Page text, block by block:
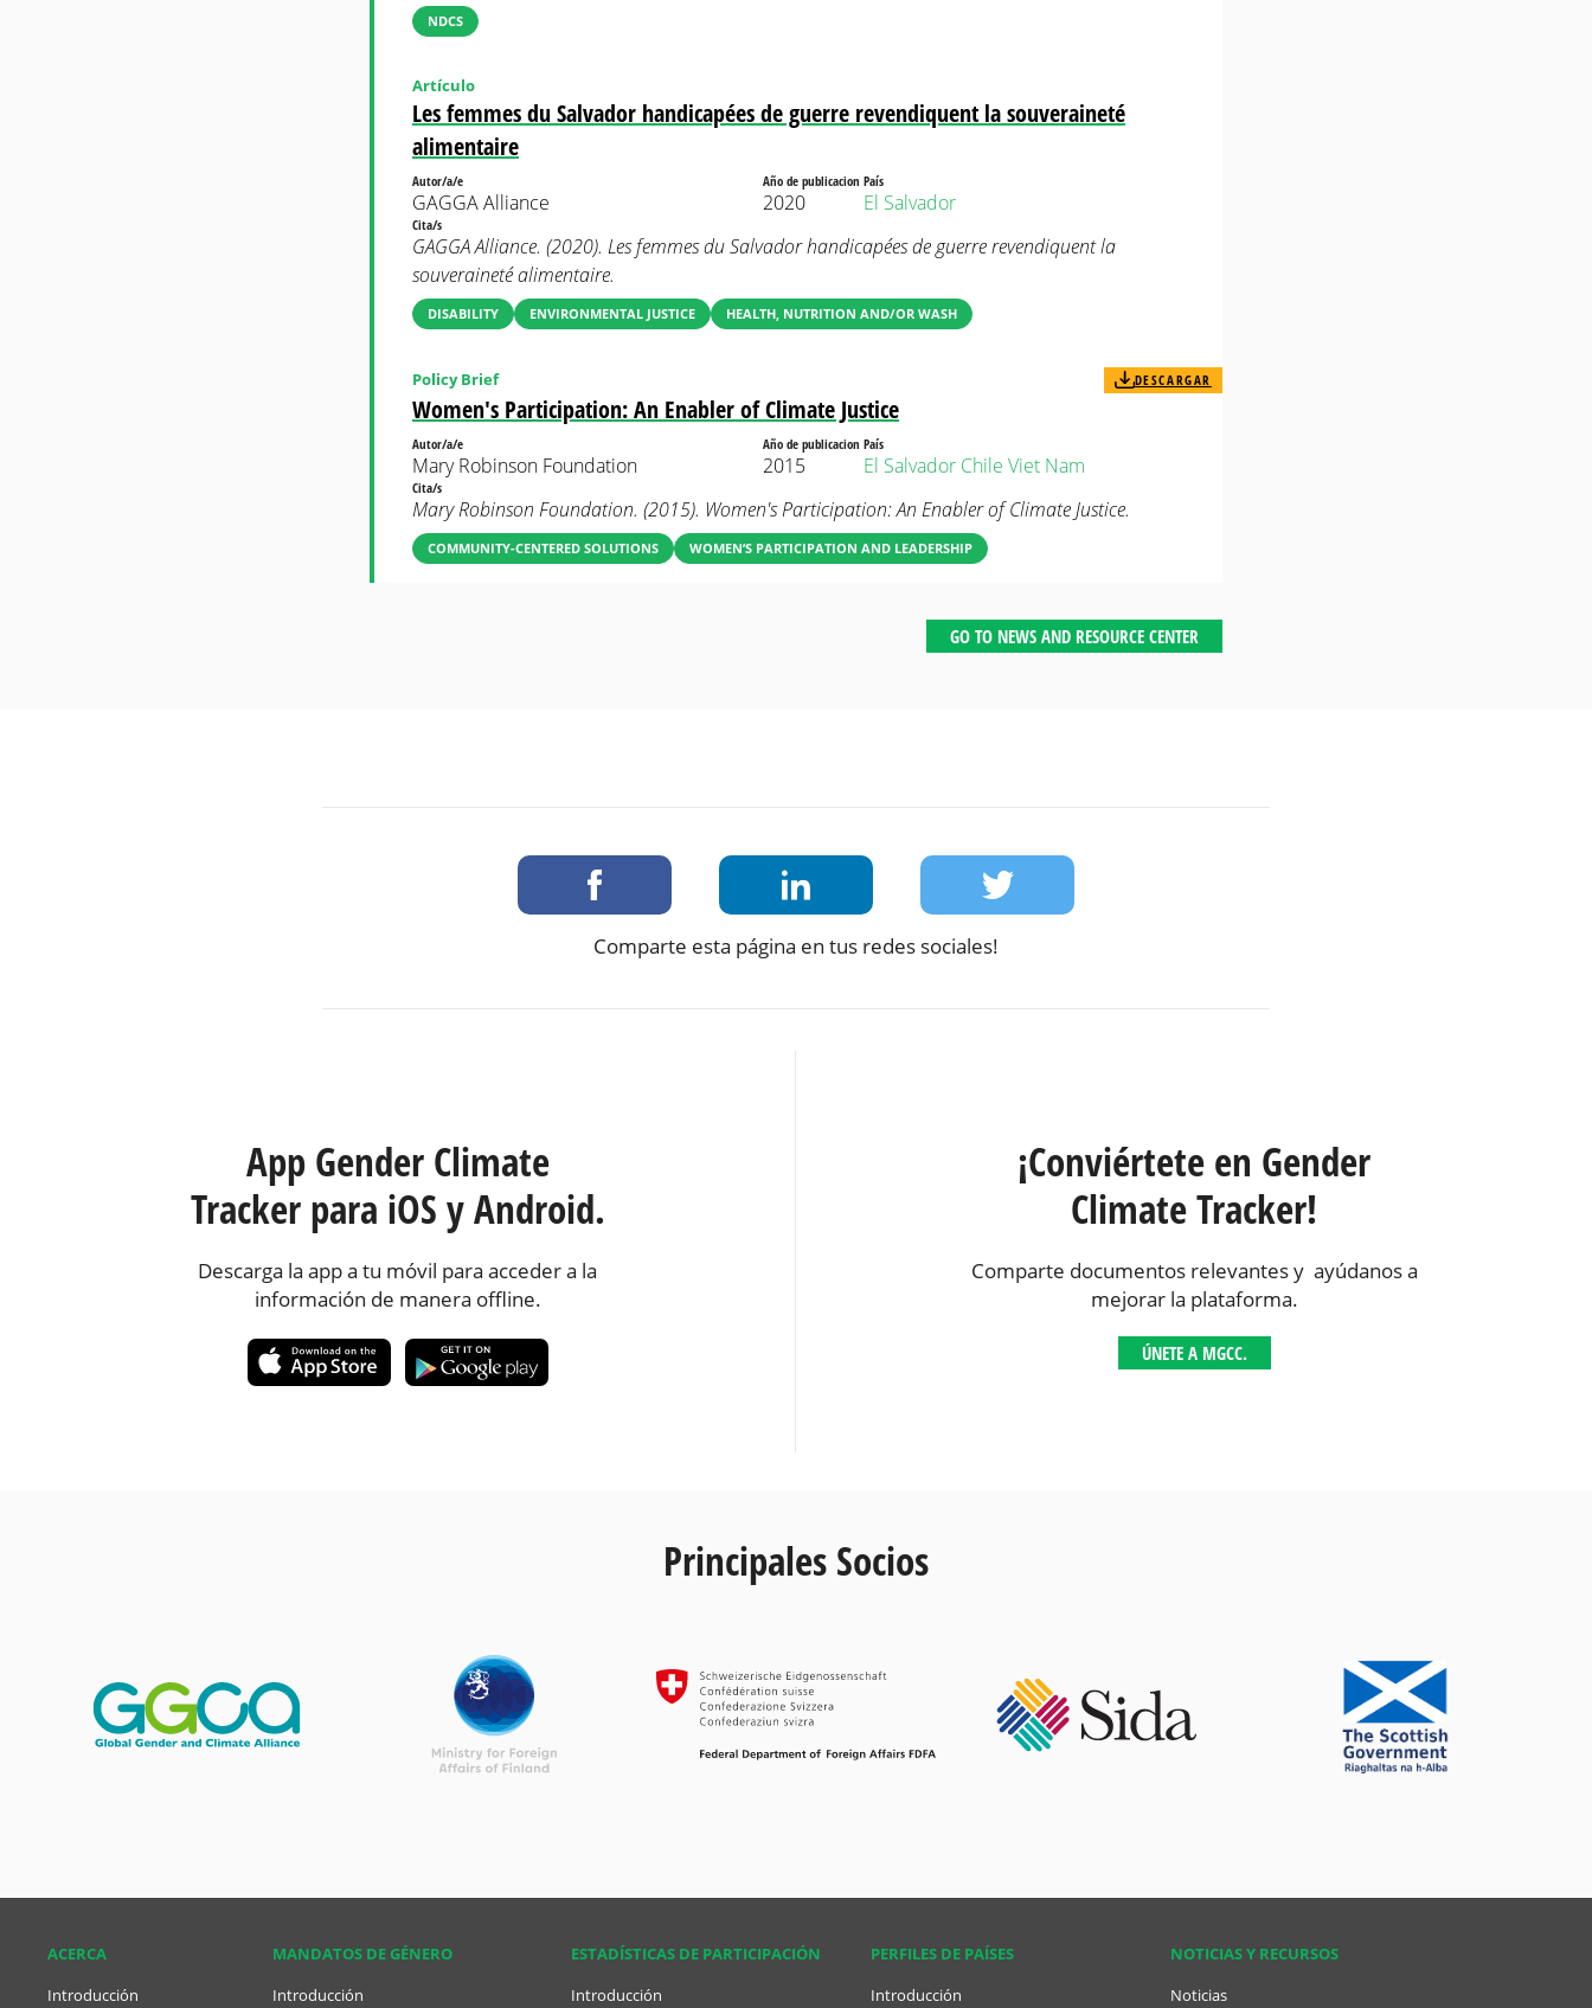
NDCS
Les femmes du Salvador handicapées de guerre revendiquent la souveraineté
alimentaire
Artículo
Autor/a/e
GAGGA Alliance
Año de publicacion
2020
País
El Salvador
Cita/s
GAGGA Alliance. (2020). Les femmes du Salvador handicapées de guerre revendiquent la
souveraineté alimentaire.
DISABILITY ENVIRONMENTAL JUSTICE HEALTH, NUTRITION AND/OR WASH
Women's Participation: An Enabler of Climate Justice
Policy Brief DESCARGAR
Autor/a/e
Mary Robinson Foundation
Año de publicacion
2015
País
El Salvador Chile Viet Nam
Cita/s
Mary Robinson Foundation. (2015). Women's Participation: An Enabler of Climate Justice.
COMMUNITY-CENTERED SOLUTIONS WOMEN’S PARTICIPATION AND LEADERSHIP
GO TO NEWS AND RESOURCE CENTER
Comparte esta página en tus redes sociales!
App Gender Climate
Tracker para iOS y Android.
Descarga la app a tu móvil para acceder a la
información de manera offline.
¡Conviértete en Gender
Climate Tracker!
Comparte documentos relevantes y ayúdanos a
mejorar la plataforma.
ÚNETE A MGCC.
Principales Socios
ACERCA
Introducción
NOTICIAS Y RECURSOS
Noticias
MANDATOS DE GÉNERO
Introducción
ESTADÍSTICAS DE PARTICIPACIÓN
Introducción
PERFILES DE PAÍSES
Introducción